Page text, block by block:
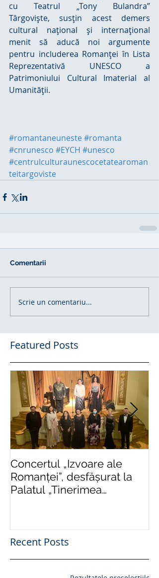
cu Teatrul „Tony Bulandra”
Târgovişte, susţin acest demers
cultural naţional şi internaţional
menit să aducă noi argumente
pentru includerea Romanţei în Lista
Reprezentativă UNESCO a
Patrimoniului Cultural Imaterial al
Umanităţii.
#romantaneuneste#romanta
#cnrunesco #EYCH #unesco
#centrulculturaunescocetatearoman
teitargoviste
Comentarii
Scrie un comentariu...
Featured Posts
Concertul „Izvoare ale
Romanței”, desfășurat la
Palatul „Tinerimea
Recent Posts